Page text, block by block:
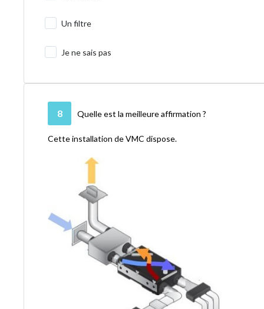
Un filtre
Je ne sais pas
8 Quelle est la meilleure affirmation ?
Cette installation de VMC dispose.